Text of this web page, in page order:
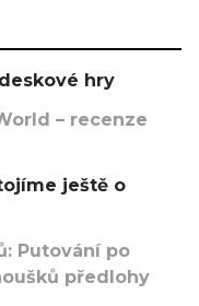
hry
– recenze
ještě o
Putování po
předlohy